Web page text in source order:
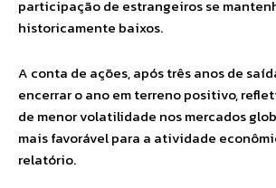
participação de estrangeiros se
historicamente baixos.
A conta de ações, após três anos de
encerrar o ano em terreno positivo,
de menor volatilidade nos mercados
mais favorável para a atividade
relatório.